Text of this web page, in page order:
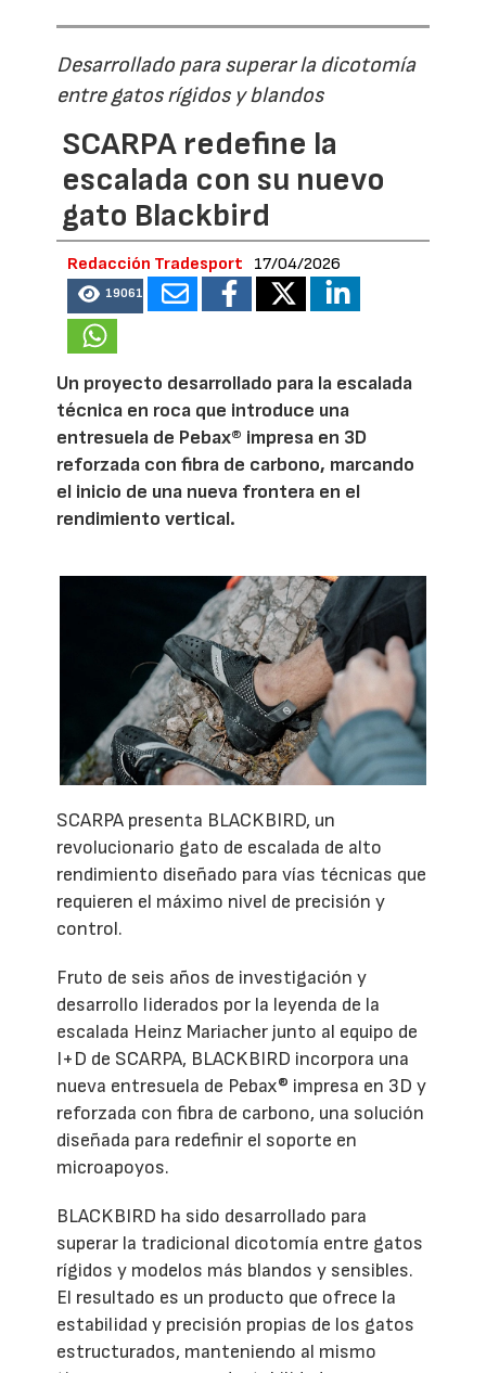
Desarrollado para superar la dicotomía
entre gatos rígidos y blandos
SCARPA redefine la
escalada con su nuevo
gato Blackbird
Redacción Tradesport 17/04/2026
19061
Un proyecto desarrollado para la escalada
técnica en roca que introduce una
entresuela de Pebax® impresa en 3D
reforzada con fibra de carbono, marcando
el inicio de una nueva frontera en el
rendimiento vertical.
SCARPA presenta BLACKBIRD, un
revolucionario gato de escalada de alto
rendimiento diseñado para vías técnicas que
requieren el máximo nivel de precisión y
control.
Fruto de seis años de investigación y
desarrollo liderados por la leyenda de la
escalada Heinz Mariacher junto al equipo de
I+D de SCARPA, BLACKBIRD incorpora una
nueva entresuela de Pebax® impresa en 3D y
reforzada con fibra de carbono, una solución
diseñada para redefinir el soporte en
microapoyos.
BLACKBIRD ha sido desarrollado para
superar la tradicional dicotomía entre gatos
rígidos y modelos más blandos y sensibles.
El resultado es un producto que ofrece la
estabilidad y precisión propias de los gatos
estructurados, manteniendo al mismo